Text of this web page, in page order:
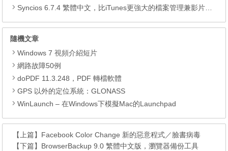
Syncios 6.7.4 繁體中文，比iTunes更強大的檔案管理兼影片轉檔工具
隨機文章
Windows 7 視頻介紹短片
網路故障50例
doPDF 11.3.248，PDF 轉檔軟體
GPS 以外的定位系統：GLONASS
WinLaunch – 在Windows下模擬Mac的Launchpad
【上篇】 Facebook Color Change 新的惡意程式／臉書病毒
【下篇】 BrowserBackup 9.0 繁體中文版，瀏覽器備份工具